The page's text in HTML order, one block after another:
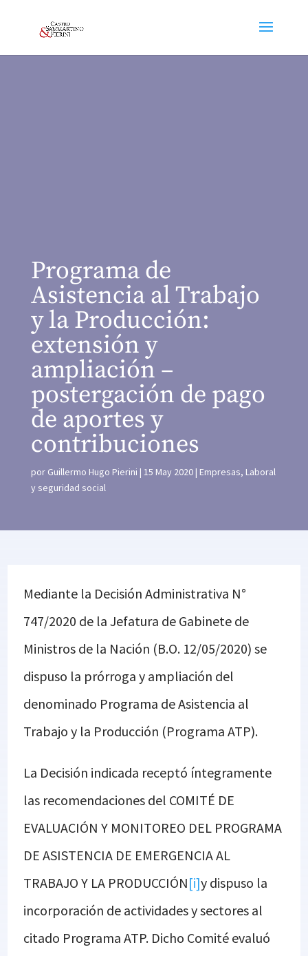
Programa de
Asistencia al Trabajo
y la Producción:
extensión y
ampliación –
postergación de pago
de aportes y
contribuciones
por Guillermo Hugo Pierini 15 May 2020 Empresas, Laboral
y seguridad social
Mediante la Decisión Administrativa N°
747/2020 de la Jefatura de Gabinete de
Ministros de la Nación (B.O. 12/05/2020) se
dispuso la prórroga y ampliación del
denominado Programa de Asistencia al
Trabajo y la Producción (Programa ATP).
La Decisión indicada receptó íntegramente
las recomendaciones del COMITÉ DE
EVALUACIÓN Y MONITOREO DEL PROGRAMA
DE ASISTENCIA DE EMERGENCIA AL
TRABAJO Y LA PRODUCCIÓN[i]y dispuso la
incorporación de actividades y sectores al
citado Programa ATP. Dicho Comité evaluó